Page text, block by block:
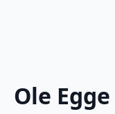
Ole Egge